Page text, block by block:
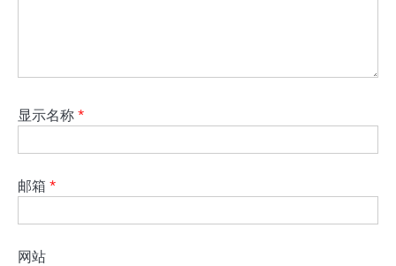
显示名称 *
邮箱 *
网站